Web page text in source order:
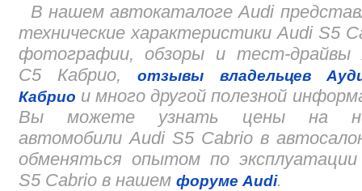
В нашем автокаталоге Audi
технические характеристики Audi S5
фотографии, обзоры и тест-драйвы
С5 Кабрио,отзывы владельцев
Кабрио и много другой полезной
Вы можете узнать цены на
автомобили Audi S5 Cabrio в
обменяться опытом по
S5 Cabrio в нашем форуме Audi.